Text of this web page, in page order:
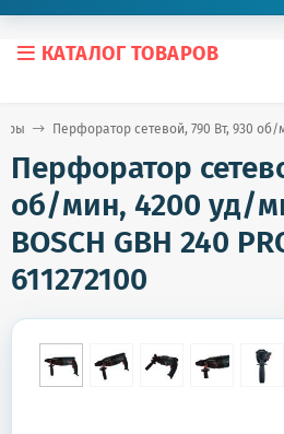
КАТАЛОГ ТОВАРОВ
Перфоратор сетевой, 790 Вт, 930 об/
Перфоратор
об/мин, 4200 уд/
BOSCH GBH 240
611272100